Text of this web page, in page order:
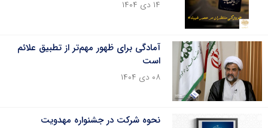
۱۴ دی ۱۴۰۴
آمادگی برای ظهور مهم‌تر از تطبیق علائم
است
۰۸ دی ۱۴۰۴
نحوه شرکت در جشنواره مهدویت